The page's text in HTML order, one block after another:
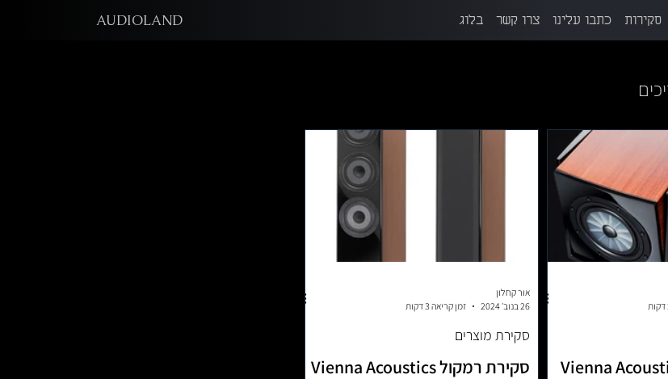
סקירות כתבו עלינו צרו קשר בלוג AUDIOLAND
סקירת רמקול Vienna Acoustics
סקירת מוצרים
אור קחלון
26 בנוב׳ 2024
זמן קריאה 3 דקות